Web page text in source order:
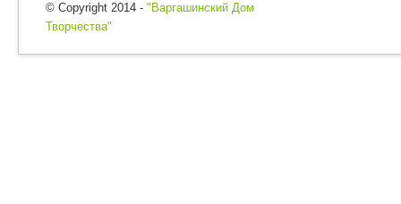
© Copyright 2014 - "Варгашинский Дом
Творчества"